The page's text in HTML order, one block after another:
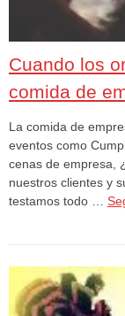
Cuando los
comida de
La comida de
eventos como
cenas de empresa,
nuestros clientes y
testamos todo …